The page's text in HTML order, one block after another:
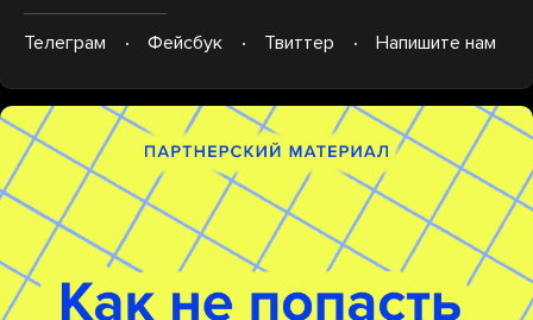
Телеграм Фейсбук Твиттер Напишите нам